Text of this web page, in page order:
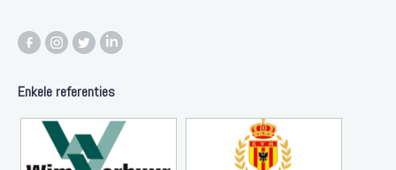
Enkele referenties